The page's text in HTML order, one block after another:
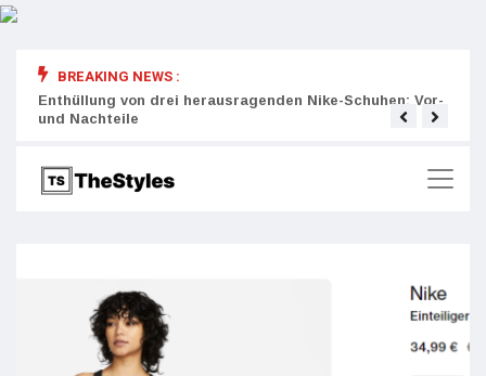
BREAKING NEWS :
Enthüllung von drei herausragenden Nike-Schuhen: Vor-
und Nachteile